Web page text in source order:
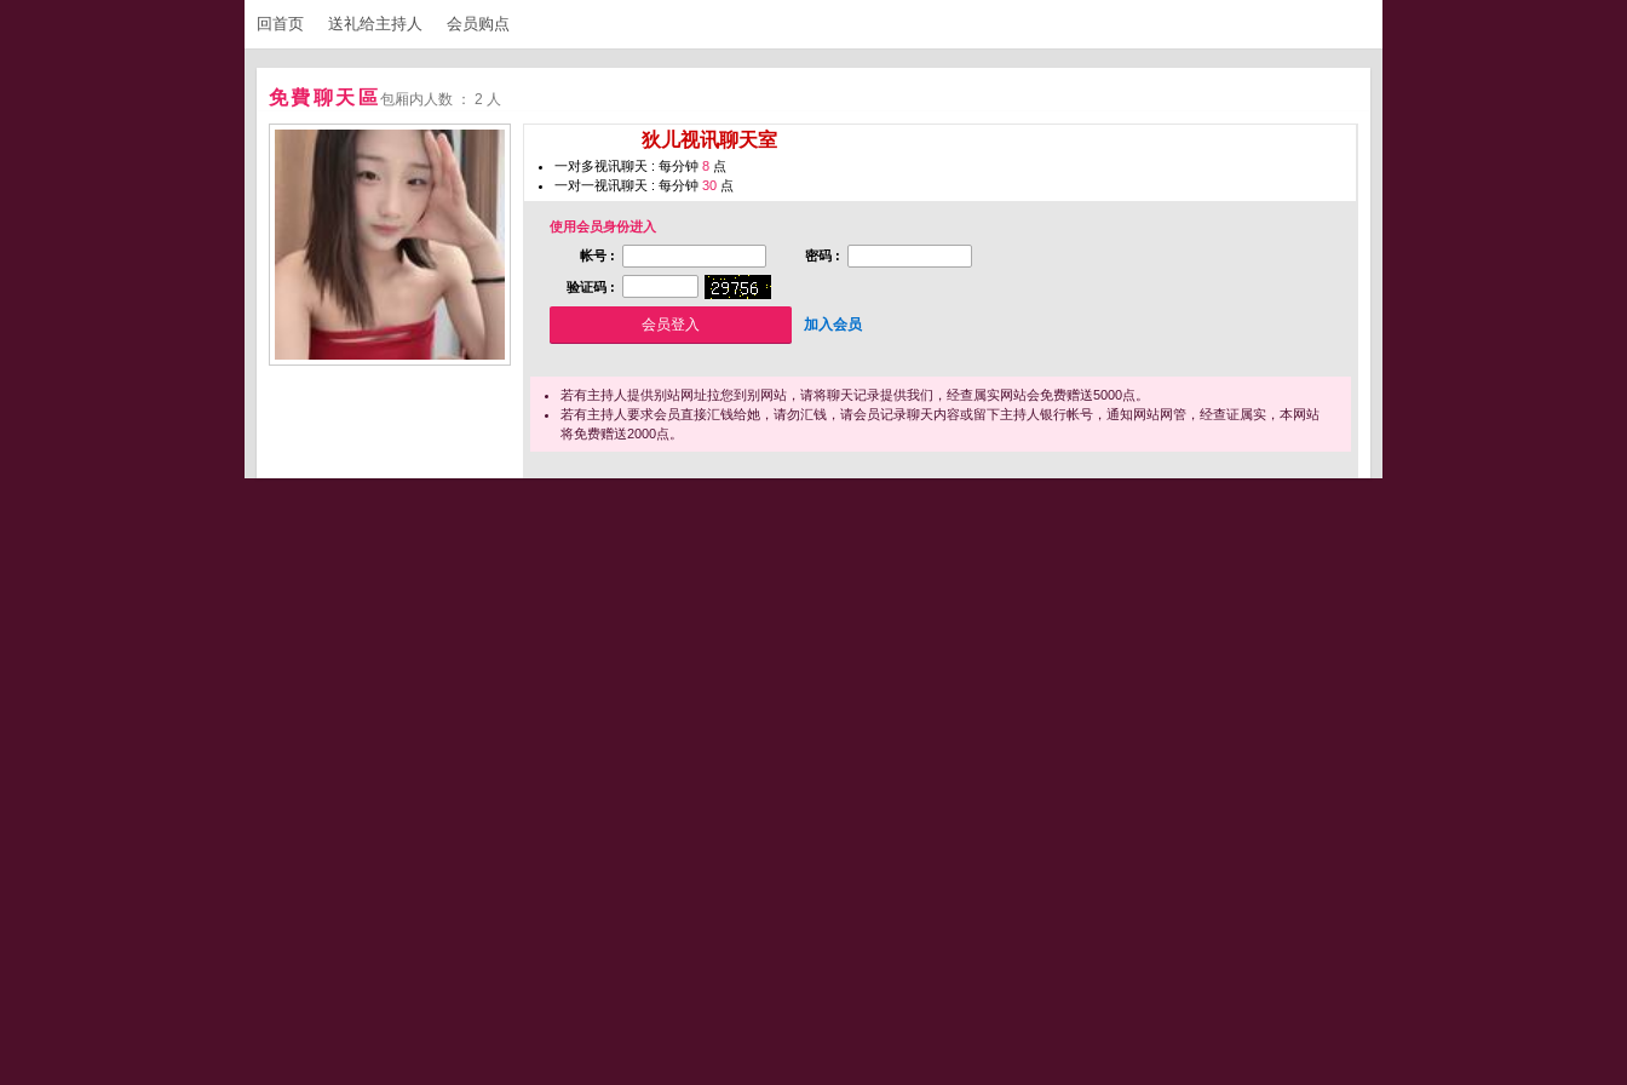
回首页 送礼给主持人 会员购点
免費聊天區包厢内人数 ： 2 人
狄儿视讯聊天室
一对多视讯聊天 : 每分钟 8 点
一对一视讯聊天 : 每分钟 30 点
使用会员身份进入
帐号 :
密码 :
验证码 :
加入会员
若有主持人提供别站网址拉您到别网站，请将聊天记录提供我们，经查属实网站会免费赠送5000点。
若有主持人要求会员直接汇钱给她，请勿汇钱，请会员记录聊天内容或留下主持人银行帐号，通知网站网管，经查证属实，本网站
将免费赠送2000点。